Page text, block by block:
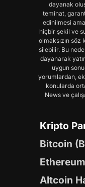
dayanak
teminat,
edinilmesi
hiçbir şekil ve
olmaksızın
silebilir. Bu
dayanarak
uygun
yorumlardan,
konularda
News ve
Kripto
Bitcoin
Altcoin